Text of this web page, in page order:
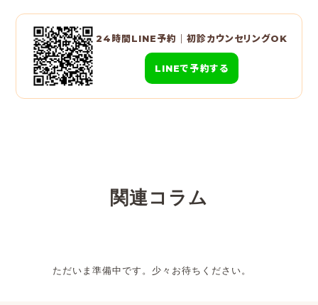
24時間LINE予約｜初診カウンセリングOK
LINEで予約する
関連コラム
ただいま準備中です。少々お待ちください。